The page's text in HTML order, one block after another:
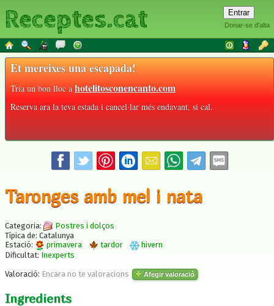
Donar-se d'alta
Receptes.cat
Et mereixes una escapada!
Tria un bon lloc ahotelitosconencanto.com
Reserva ara la teva estada i cancel·lar més endavant, si cal.
Taronges amb mel i nata
Categoria:
Postres i dolços
Típica de: Catalunya
Estació:
primavera tardor
hivern
Dificultat: Inexperts
Valoració: Encara no te valoracions Afegir valoració
Ingredients